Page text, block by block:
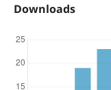
Downloads